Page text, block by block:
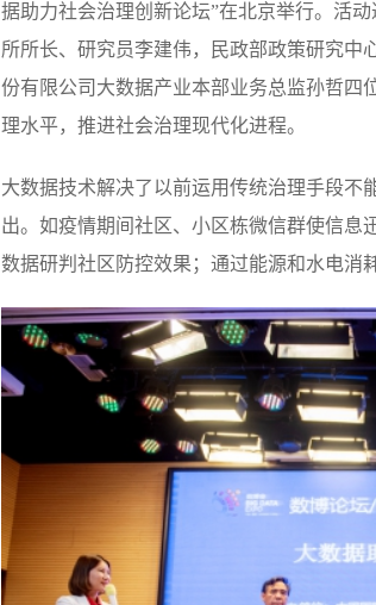
据助力社会治理创新论坛”在北京举行。活
所所长、研究员李建伟，民政部政策研究中
份有限公司大数据产业本部业务总监孙哲四
理水平，推进社会治理现代化进程。
大数据技术解决了以前运用传统治理手段不
出。如疫情期间社区、小区栋微信群使信息
数据研判社区防控效果；通过能源和水电消